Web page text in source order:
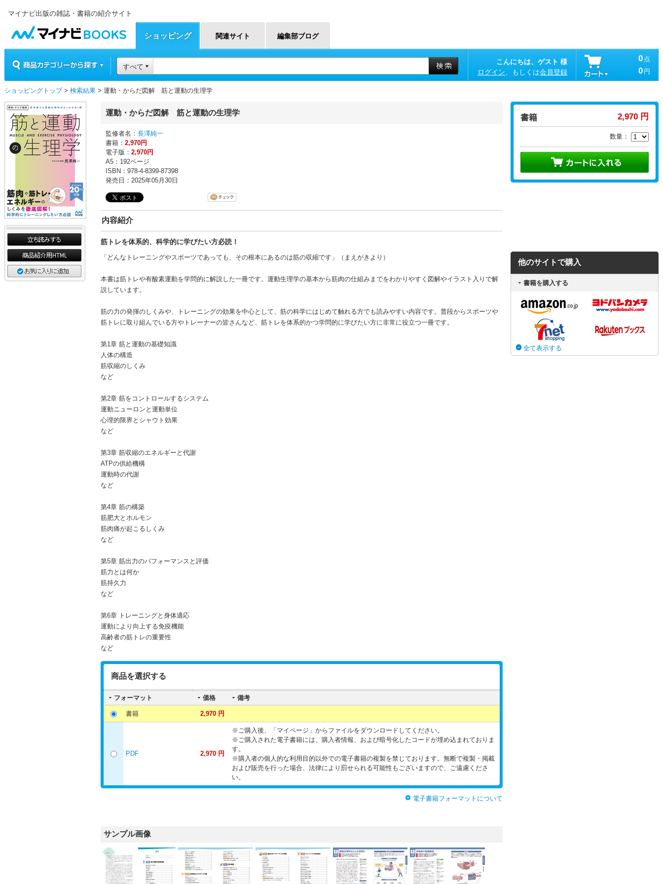
マイナビ出版の雑誌・書籍の紹介サイト
マイナビBOOKS
ショッピング 関連サイト 編集部ブログ
すべて
こんにちは、ゲスト 様
ログイン 、もしくは会員登録
0 点
0 円
ショッピングトップ> 検索結果 > 運動・からだ図解 筋と運動の生理学
運動・からだ図解 筋と運動の生理学
監修者名： 長澤純一
書籍： 2,970円
電子版： 2,970円
A5：192ページ
ISBN：978-4-8399-87398
発売日：2025年05月30日
内容紹介
筋トレを体系的、科学的に学びたい方必読！
「どんなトレーニングやスポーツであっても、その根本にあるのは筋の収縮です」（まえがきより）
本書は筋トレや有酸素運動を学問的に解説した一冊です。運動生理学の基本から筋肉の仕組みまでをわかりやすく図解やイラスト入りで解
説しています。
筋の力の発揮のしくみや、トレーニングの効果を中心として、筋の科学にはじめて触れる方でも読みやすい内容です。普段からスポーツや
筋トレに取り組んでいる方やトレーナーの皆さんなど、筋トレを体系的かつ学問的に学びたい方に非常に役立つ一冊です。
第1章 筋と運動の基礎知識
人体の構造
筋収縮のしくみ
など
第2章 筋をコントロールするシステム
運動ニューロンと運動単位
心理的限界とシャウト効果
など
第3章 筋収縮のエネルギーと代謝
ATPの供給機構
運動時の代謝
など
第4章 筋の構築
筋肥大とホルモン
筋肉痛が起こるしくみ
など
第5章 筋出力のパフォーマンスと評価
筋力とは何か
筋持久力
など
第6章 トレーニングと身体適応
運動により向上する免疫機能
高齢者の筋トレの重要性
など
商品を選択する
フォーマット 価格 備考
書籍 2,970 円
PDF 2,970 円
※ご購入後、「マイページ」からファイルをダウンロードしてください。
※ご購入された電子書籍には、購入者情報、および暗号化したコードが埋め込まれておりま
す。
※購入者の個人的な利用目的以外での電子書籍の複製を禁じております。無断で複製・掲載
および販売を行った場合、法律により罰せられる可能性もございますので、ご遠慮くださ
い。
電子書籍フォーマットについて
サンプル画像
書籍 2,970 円
数量：
他のサイトで購入
書籍を購入する
全て表示する